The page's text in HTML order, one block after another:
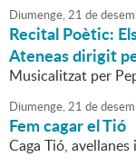
Diumenge,21 de
Recital Poètic:
Ateneas dirigit
Musicalitzat per
Diumenge,21 de
Fem cagar el Tió
Caga Tió,